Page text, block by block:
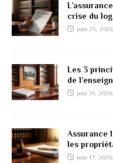
crise du
juin 25, 2026
Les 3
de
juin 21, 2026
Assurance
les
juin 17, 2026